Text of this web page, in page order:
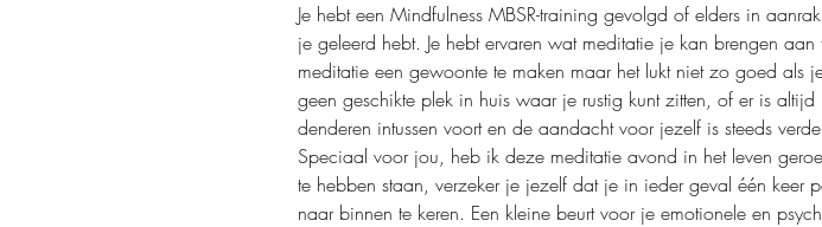
Je hebt een Mindfulness MBSR-training gevolgd of elders in
je geleerd hebt. Je hebt ervaren wat meditatie je kan brengen
meditatie een gewoonte te maken maar het lukt niet zo goed als
geen geschikte plek in huis waar je rustig kunt zitten, of er is
denderen intussen voort en de aandacht voor jezelf is steeds
Speciaal voor jou, heb ik deze meditatie avond in het leven
te hebben staan, verzeker je jezelf dat je in ieder geval één
naar binnen te keren. Een kleine beurt voor je emotionele en